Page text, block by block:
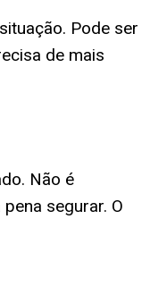
Pode ser
de mais
Não é
segurar. O